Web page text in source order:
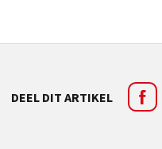
DEEL DIT ARTIKEL